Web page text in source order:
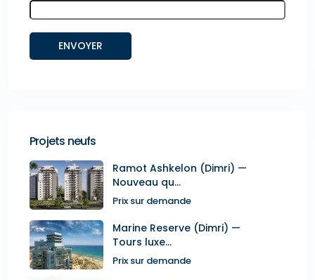
Projets neufs
Ramot Ashkelon (Dimri) —
Nouveau qu...
Prix sur demande
Marine Reserve (Dimri) —
Tours luxe...
Prix sur demande